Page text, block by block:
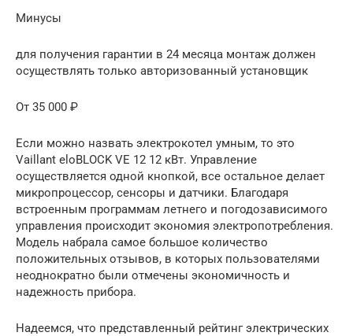
Минусы
для получения гарантии в 24 месяца монтаж должен
осуществлять только авторизованный установщик
От 35 000 ₽
Если можно назвать электрокотел умным, то это
Vaillant eloBLOCK VE 12 12 кВт. Управление
осуществляется одной кнопкой, все остальное делает
микропроцессор, сенсоры и датчики. Благодаря
встроенным программам летнего и погодозависимого
управления происходит экономия электропотребления.
Модель набрала самое большое количество
положительных отзывов, в которых пользователями
неоднократно были отмечены экономичность и
надежность прибора.
Надеемся, что представленный рейтинг электрических